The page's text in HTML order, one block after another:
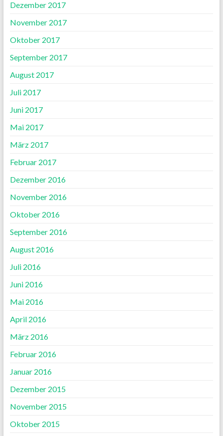
Dezember 2017
November 2017
Oktober 2017
September 2017
August 2017
Juli 2017
Juni 2017
Mai 2017
März 2017
Februar 2017
Dezember 2016
November 2016
Oktober 2016
September 2016
August 2016
Juli 2016
Juni 2016
Mai 2016
April 2016
März 2016
Februar 2016
Januar 2016
Dezember 2015
November 2015
Oktober 2015